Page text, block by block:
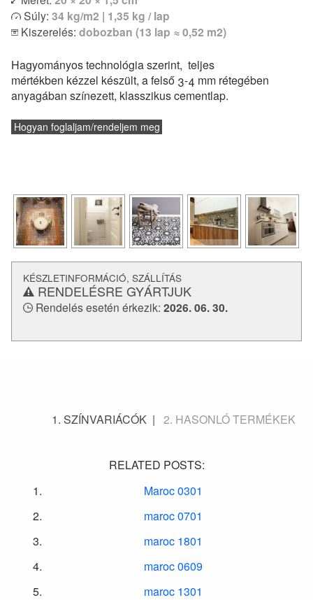
Súly: 34 kg/m2 | 1,35 kg / lap
Kiszerelés: dobozban (13 lap ≈ 0,52 m2)
Hagyományos technológia szerint, teljes
mértékben kézzel készült, a felső 3-4 mm rétegében
anyagában színezett, klasszikus cementlap.
Hogyan foglaljam/rendeljem meg
Egyszínű vagy bordűr lapokkal kombinálva izgalmas
egyedi kombinációk is megvalósíthatóak. Modern lakások
vagy klasszikus polgári otthonok hidegburkolataként
kombinálható, de konyhapultokhoz vagy fürdőszobák
falburkolatként is alkalmazható.
Vásárlás előtt feltétlenül tájékozódj a
lerakásról
KÉSZLETINFORMÁCIÓ, SZÁLLÍTÁS
RENDELÉSRE GYÁRTJUK
Rendelés esetén érkezik: 2026. 06. 30.
SZÍNVARIÁCÓK HASONLÓ TERMÉKEK
RELATED POSTS:
Maroc 0301
maroc 0701
maroc 1801
maroc 0609
maroc 1301